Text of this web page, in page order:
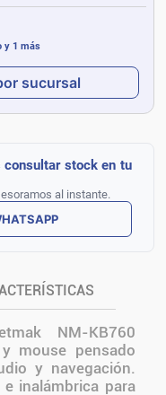
y 1 más
sucursal
consultar stock en tu
al instante.
NM-KB760
mouse pensado
y navegación.
inalámbrica para